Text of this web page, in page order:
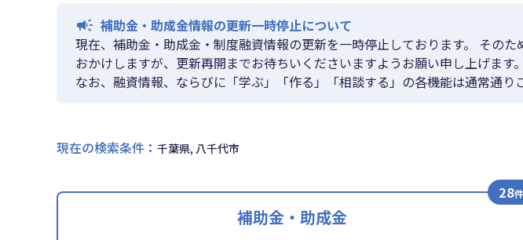
補助金・助成金情報の更新一時停止について
現在、補助金・助成金・制度融資情報の更新を一時停止しております。 その
おかけしますが、更新再開までお待ちいくださいますようお願い申し上げます。
なお、融資情報、ならびに「学ぶ」「作る」「相談する」の各機能は通常通り
現在の検索条件 ： 千葉県, 八千代市
補助金・助成金
28件